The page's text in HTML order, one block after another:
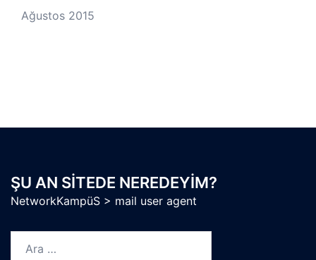
Ağustos 2015
ŞU AN SITEDE NEREDEYIM?
NetworkKampüS > mail user agent